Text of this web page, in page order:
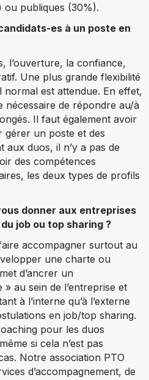
ou publiques (30%).
es à un poste en
l’ouverture, la confiance,
Une plus grande flexibilité
est attendue. En effet,
nécessaire de répondre au/à
Il faut également avoir
gérer un poste et des
aux duos, il n’y a pas de
des compétences
les deux types de profils
donner aux entreprises
job ou top sharing ?
accompagner surtout au
une charte ou
d’ancrer un
au sein de l’entreprise et
à l’interne qu’à l’externe
en job/top sharing.
pour les duos
si cela n’est pas
Notre association PTO
d’accompagnement, de